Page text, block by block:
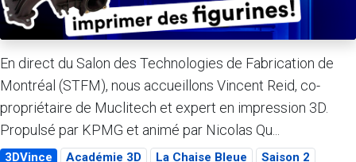
En direct du Salon des Technologies de Fabrication de
Montréal (STFM), nous accueillons Vincent Reid, co-
propriétaire de Muclitech et expert en impression 3D.
Propulsé par KPMG et animé par Nicolas Qu...
3DVince Académie 3D La Chaise Bleue Saison 2